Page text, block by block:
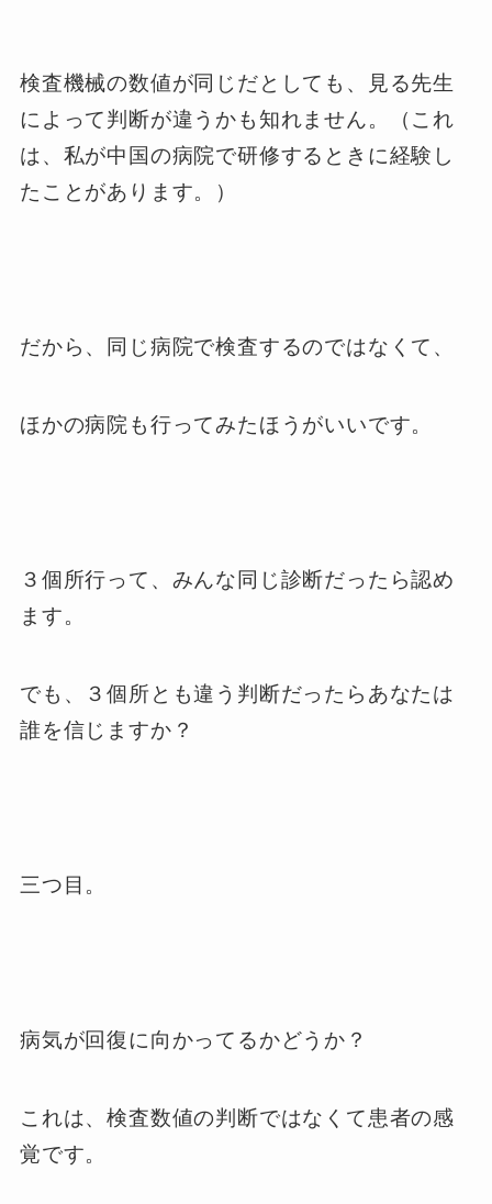
検査機械の数値が同じだとしても、見る先生
によって判断が違うかも知れません。（これ
は、私が中国の病院で研修するときに経験し
たことがあります。）
だから、同じ病院で検査するのではなくて、
ほかの病院も行ってみたほうがいいです。
３個所行って、みんな同じ診断だったら認め
ます。
でも、３個所とも違う判断だったらあなたは
誰を信じますか？
三つ目。
病気が回復に向かってるかどうか？
これは、検査数値の判断ではなくて患者の感
覚です。